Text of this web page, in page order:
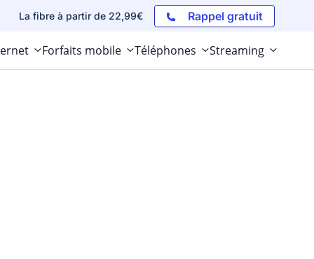
La fibre à partir de 22,99€ Rappel gratuit
Forfaits mobile Téléphones Streaming